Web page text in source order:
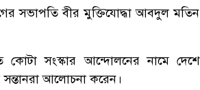
সভাপতি বীর মুক্তিযোদ্ধা আবদুল মতিন
কোটা সংস্কার আন্দোলনের নামে দেশে
সন্তানরা আলোচনা করেন।